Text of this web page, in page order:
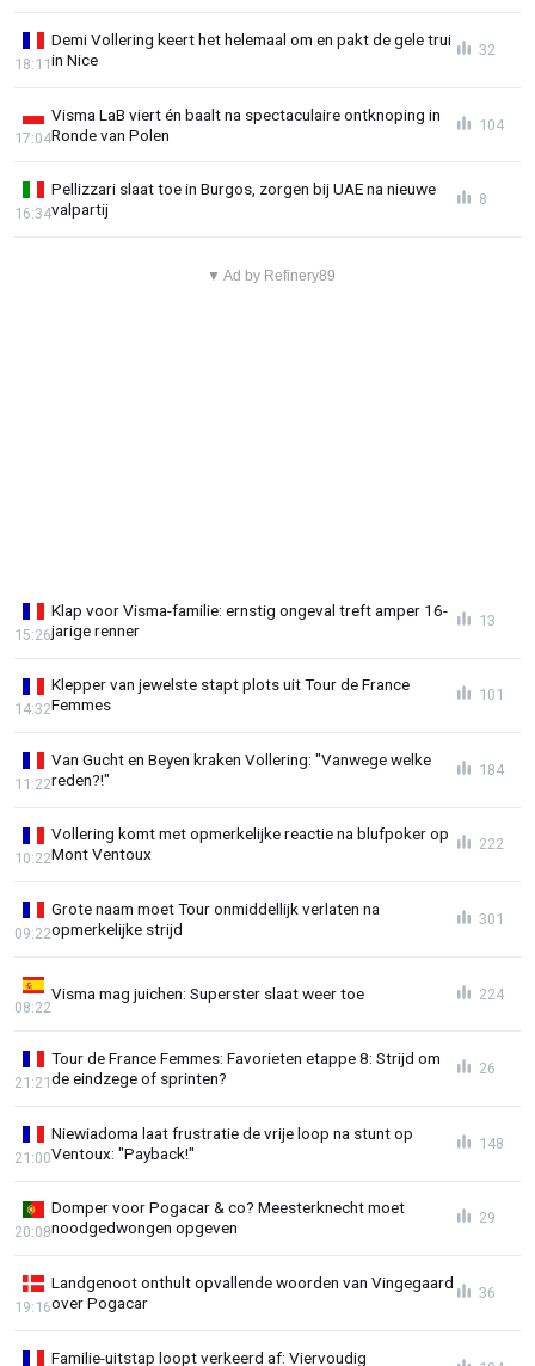
Demi Vollering keert het helemaal om en pakt de gele trui
in Nice
18:11
32
Visma LaB viert én baalt na spectaculaire ontknoping in
Ronde van Polen
17:04
104
Pellizzari slaat toe in Burgos, zorgen bij UAE na nieuwe
valpartij
16:34
8
▼ Ad by Refinery89
Klap voor Visma-familie: ernstig ongeval treft amper 16-
jarige renner
15:26
13
Klepper van jewelste stapt plots uit Tour de France
Femmes
14:32
101
Van Gucht en Beyen kraken Vollering: "Vanwege welke
reden?!"
11:22
184
Vollering komt met opmerkelijke reactie na blufpoker op
Mont Ventoux
10:22
222
Grote naam moet Tour onmiddellijk verlaten na
opmerkelijke strijd
09:22
301
Visma mag juichen: Superster slaat weer toe
08:22
224
Tour de France Femmes: Favorieten etappe 8: Strijd om
de eindzege of sprinten?
21:21
26
Niewiadoma laat frustratie de vrije loop na stunt op
Ventoux: "Payback!"
21:00
148
Domper voor Pogacar & co? Meesterknecht moet
noodgedwongen opgeven
20:08
29
Landgenoot onthult opvallende woorden van Vingegaard
over Pogacar
19:16
36
Familie-uitstap loopt verkeerd af: Viervoudig